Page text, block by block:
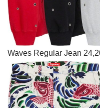
Waves Regular Jean